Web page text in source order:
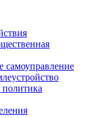
самоуправление
политика